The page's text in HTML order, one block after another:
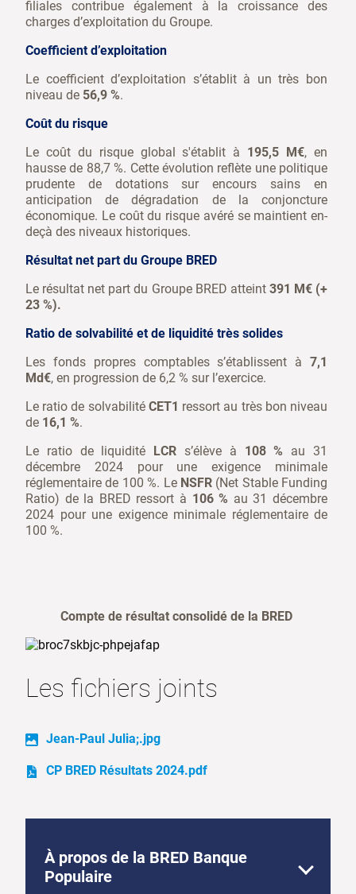
filiales contribue également à la croissance des
charges d’exploitation du Groupe.
Coefficient d’exploitation
Le coefficient d’exploitation s’établit à un très bon
niveau de 56,9 %.
Coût du risque
Le coût du risque global s'établit à 195,5 M€, en
hausse de 88,7 %. Cette évolution reflète une politique
prudente de dotations sur encours sains en
anticipation de dégradation de la conjoncture
économique. Le coût du risque avéré se maintient en-
deçà des niveaux historiques.
Résultat net part du Groupe BRED
Le résultat net part du Groupe BRED atteint 391 M€ (+
23 %).
Ratio de solvabilité et de liquidité très solides
Les fonds propres comptables s’établissent à 7,1
Md€, en progression de 6,2 % sur l’exercice.
Le ratio de solvabilité CET1 ressort au très bon niveau
de 16,1 %.
Le ratio de liquidité
LCR s’élève à 108 % au 31
décembre 2024 pour une exigence minimale
réglementaire de 100 %. Le NSFR(Net Stable Funding
Ratio) de la BRED ressort à 106 % au 31 décembre
2024 pour une exigence minimale réglementaire de
100 %.
Compte de résultat consolidé de la BRED
Les fichiers joints
Jean-Paul Julia;.jpg
CP BRED Résultats 2024.pdf
À propos de la BRED Banque
Populaire